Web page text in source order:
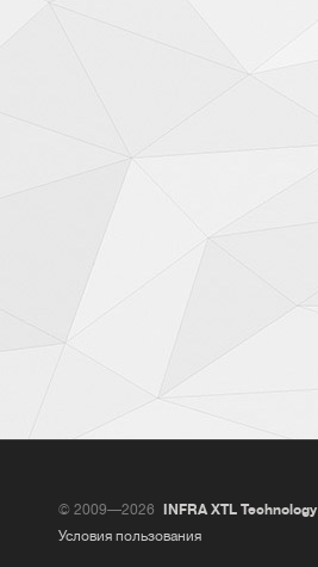
© 2009—2026
INFRA XTL Technology
Условия пользования